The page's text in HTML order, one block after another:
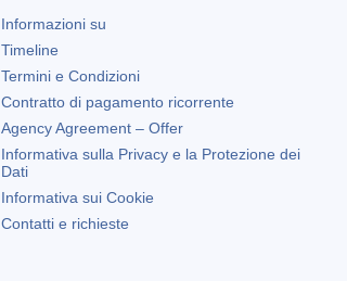
Informazioni su
Timeline
Termini e Condizioni
Contratto di pagamento ricorrente
Agency Agreement – Offer
Informativa sulla Privacy e la Protezione dei
Dati
Informativa sui Cookie
Contatti e richieste